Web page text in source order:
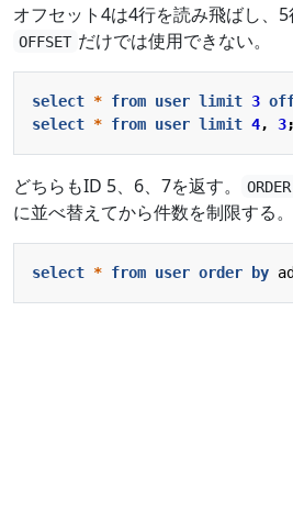
オフセット4は4行を読み飛ばし、5
OFFSET だけでは使用できない。
select * from user limit 3
select * from user limit 4, 3;
どちらもID 5、6、7を返す。
に並べ替えてから件数を制限する。
select * from user order by